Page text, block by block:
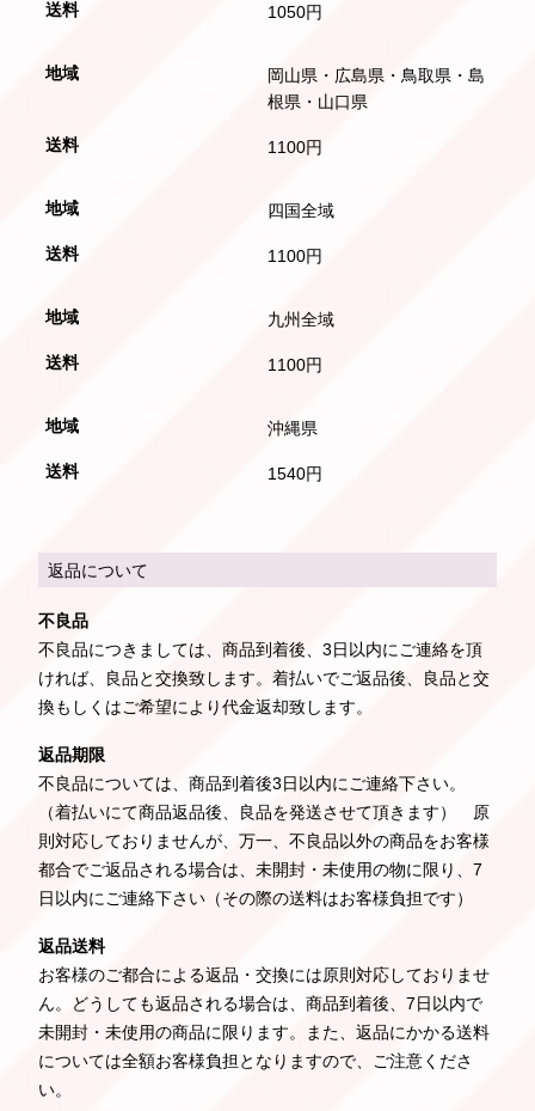
1050円
岡山県・広島県・鳥取県・島
根県・山口県
1100円
四国全域
1100円
九州全域
1100円
沖縄県
1540円
返品について
不良品
不良品につきましては、商品到着後、3日以内にご連絡を頂
ければ、良品と交換致します。着払いでご返品後、良品と交
換もしくはご希望により代金返却致します。
返品期限
不良品については、商品到着後3日以内にご連絡下さい。
（着払いにて商品返品後、良品を発送させて頂きます） 原
則対応しておりませんが、万一、不良品以外の商品をお客様
都合でご返品される場合は、未開封・未使用の物に限り、7
日以内にご連絡下さい（その際の送料はお客様負担です）
返品送料
お客様のご都合による返品・交換には原則対応しておりませ
ん。どうしても返品される場合は、商品到着後、7日以内で
未開封・未使用の商品に限ります。また、返品にかかる送料
については全額お客様負担となりますので、ご注意くださ
い。